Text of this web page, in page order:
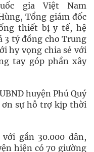
gia Việt Nam
Tổng giám đốc
thiết bị y tế, hệ
tỷ đồng cho Trung
hy vọng chia sẻ với
tay góp phần xây
huyện Phú Quý
ơn sự hỗ trợ kịp thời
gần 30.000 dân,
hiện có 70 giường